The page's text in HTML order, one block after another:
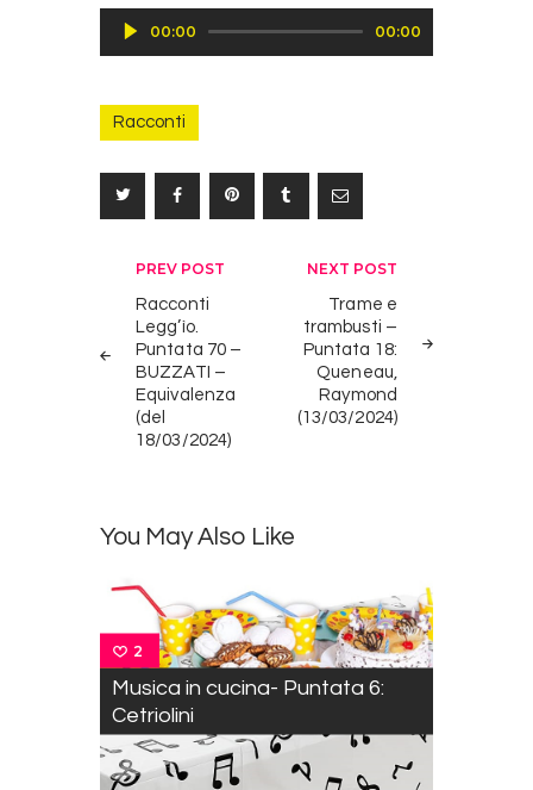
Audio
00:00 00:00
Racconti
Navigazione
articoli
PREV POST
Racconti
Legg’ìo.
Puntata 70 –
BUZZATI –
Equivalenza
(del
18/03/2024)
NEXT POST
Trame e
trambusti –
Puntata 18:
Queneau,
Raymond
(13/03/2024)
You May Also Like
2
Musica in cucina- Puntata 6:
Cetriolini